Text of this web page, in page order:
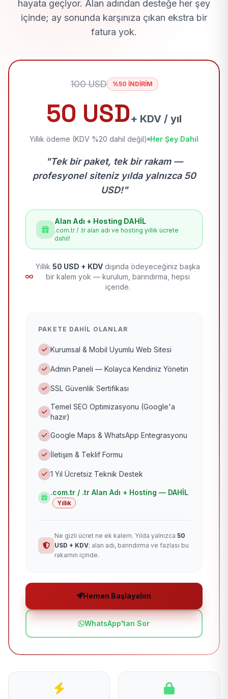
hayata geçiyor. Alan adından desteğe her şey
içinde; ay sonunda karşınıza çıkan ekstra bir
fatura yok.
100 USD %50 İNDİRİM
50 USD+ KDV / yıl
Yıllık ödeme (KDV %20 dahil değil) Her Şey Dahil
"Tek bir paket, tek bir rakam —
profesyonel siteniz yılda yalnızca 50
USD!"
Alan Adı + Hosting DAHİL
.com.tr / .tr alan adı ve hosting yıllık ücrete
dahil!
Yıllık 50 USD + KDV dışında ödeyeceğiniz başka
bir kalem yok — kurulum, barındırma, hepsi
içeride.
PAKETE DAHIL OLANLAR
Kurumsal & Mobil Uyumlu Web Sitesi
Admin Paneli — Kolayca Kendiniz Yönetin
SSL Güvenlik Sertifikası
Temel SEO Optimizasyonu (Google'a
hazır)
Google Maps & WhatsApp Entegrasyonu
İletişim & Teklif Formu
1 Yıl Ücretsiz Teknik Destek
.com.tr / .tr Alan Adı + Hosting — DAHİL
Yıllık
Ne gizli ücret ne ek kalem. Yılda yalnızca 50
USD + KDV; alan adı, barındırma ve fazlası bu
rakamın içinde.
Hemen Başlayalım
WhatsApp'tan Sor